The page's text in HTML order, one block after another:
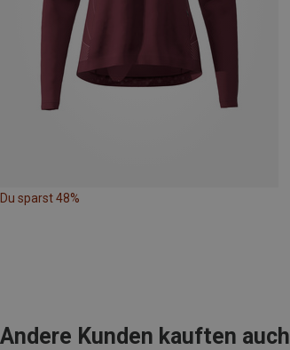
Du sparst 48%
Andere Kunden kauften auch